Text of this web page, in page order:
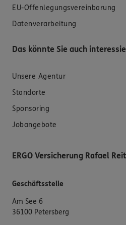
EU-Offenlegungsvereinbarung
Datenverarbeitung
Das könnte Sie auch
Unsere Agentur
Standorte
Sponsoring
Jobangebote
ERGO Versicherung Rafael
Geschäftsstelle
Am See 6
36100 Petersberg